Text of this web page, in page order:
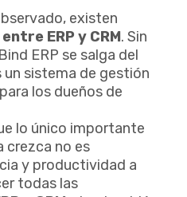
existen
ERP y CRM. Sin
ERP se salga del
un sistema de gestión
los dueños de
lo único importante
crezca no es
y productividad a
todas las